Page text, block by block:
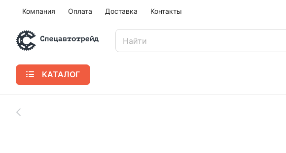
Компания Оплата Доставка Контакты
КАТАЛОГ